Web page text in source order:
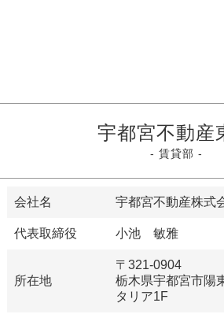
宇都宮不動産
- 賃貸部 -
会社名 宇都宮不動産株
代表取締役 小池 敏雅
所在地
〒321-0904
栃木県宇都宮市陽
タリア1F